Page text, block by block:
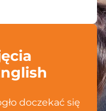
doczekać się